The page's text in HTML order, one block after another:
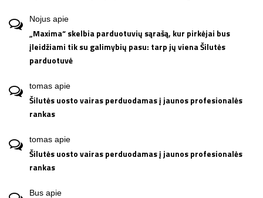
Nojus apie
„Maxima“ skelbia parduotuvių sąrašą, kur pirkėjai bus
įleidžiami tik su galimybių pasu: tarp jų viena Šilutės
parduotuvė
tomas apie
Šilutės uosto vairas perduodamas į jaunos profesionalės
rankas
tomas apie
Šilutės uosto vairas perduodamas į jaunos profesionalės
rankas
Bus apie